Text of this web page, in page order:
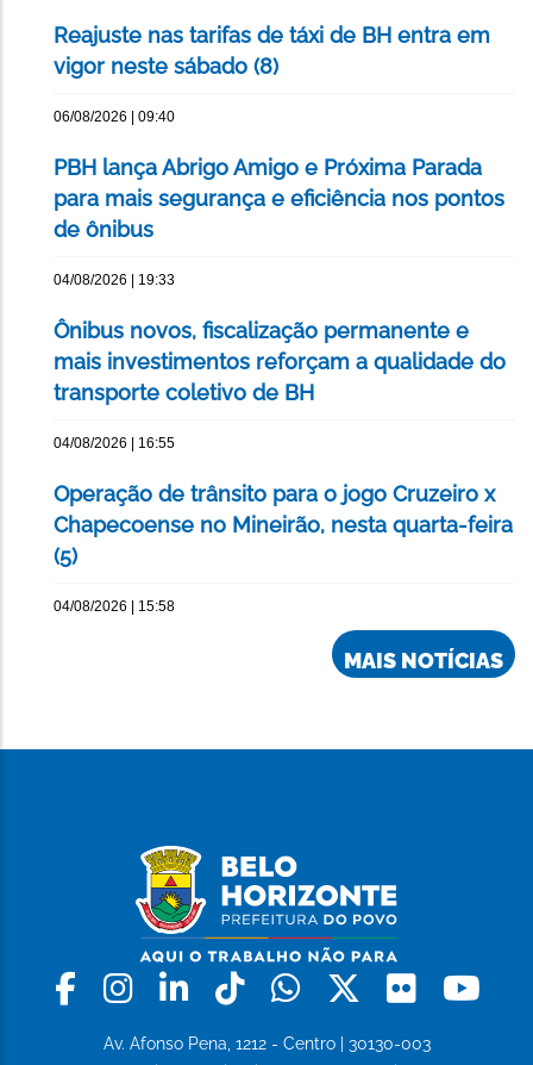
Reajuste nas tarifas de táxi de BH entra em
vigor neste sábado (8)
06/08/2026 | 09:40
PBH lança Abrigo Amigo e Próxima Parada
para mais segurança e eficiência nos pontos
de ônibus
04/08/2026 | 19:33
Ônibus novos, fiscalização permanente e
mais investimentos reforçam a qualidade do
transporte coletivo de BH
04/08/2026 | 16:55
Operação de trânsito para o jogo Cruzeiro x
Chapecoense no Mineirão, nesta quarta-feira
(5)
04/08/2026 | 15:58
MAIS NOTÍCIAS
Facebook
Instagram
LinkedinTiktokWhatsapp
X Flickr
Av. Afonso Pena, 1212 - Centro | 30130-003